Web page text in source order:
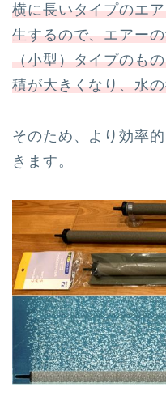
横に長いタイプのエ
生するので、エアー
（小型）タイプのも
積が大きくなり、水
そのため、より効率
きます。